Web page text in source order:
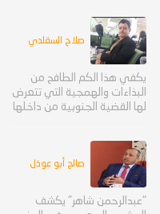
صلاح السقلدي
يكفي هذا الكم الطافح من
البذاءات والهمجية التي تتعرض
لها القضية الجنوبية من داخلها
صالح أبو عوذل
"عبدالرحمن شاهر" يكشف